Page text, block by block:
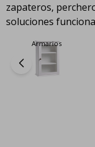
zapateros,
soluciones
Armarios